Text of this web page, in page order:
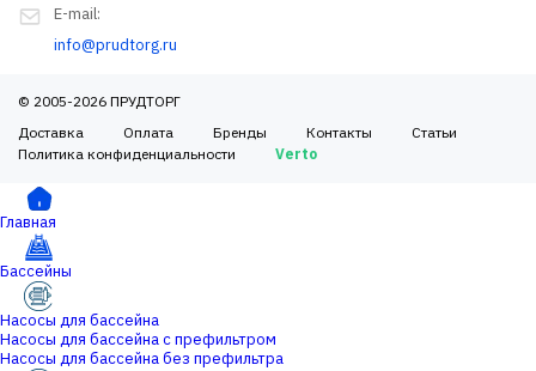
E-mail:
info@prudtorg.ru
© 2005-2026 ПРУДТОРГ
Доставка
Оплата Бренды Контакты
Статьи
Политика конфиденциальности
Verto
Главная
Бассейны
Насосы для бассейна
Насосы для бассейна с префильтром
Насосы для бассейна без префильтра